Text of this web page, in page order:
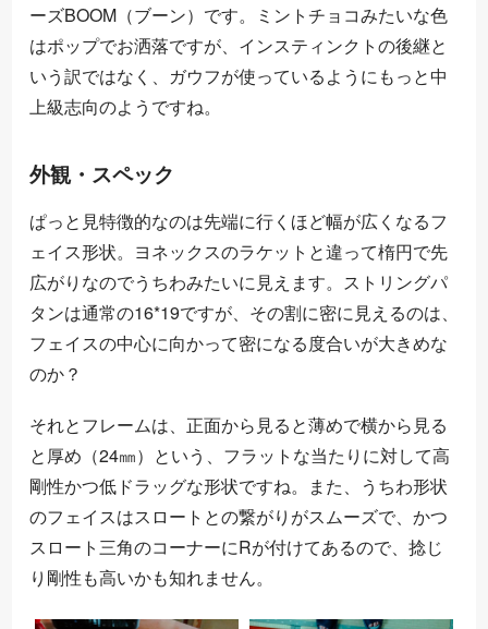
ーズBOOM（ブーン）です。ミントチョコみたいな色
はポップでお洒落ですが、インスティンクトの後継と
いう訳ではなく、ガウフが使っているようにもっと中
上級志向のようですね。
外観・スペック
ぱっと見特徴的なのは先端に行くほど幅が広くなるフ
ェイス形状。ヨネックスのラケットと違って楕円で先
広がりなのでうちわみたいに見えます。ストリングパ
タンは通常の16*19ですが、その割に密に見えるのは、
フェイスの中心に向かって密になる度合いが大きめな
のか？
それとフレームは、正面から見ると薄めで横から見る
と厚め（24㎜）という、フラットな当たりに対して高
剛性かつ低ドラッグな形状ですね。また、うちわ形状
のフェイスはスロートとの繋がりがスムーズで、かつ
スロート三角のコーナーにRが付けてあるので、捻じ
り剛性も高いかも知れません。